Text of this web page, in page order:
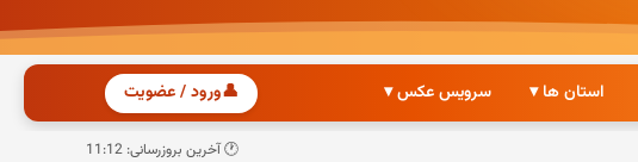
استان ها ▾ سرویس عکس ▾ 👤ورود / عضویت
🕐 آخرین بروزرسانی: 11:12